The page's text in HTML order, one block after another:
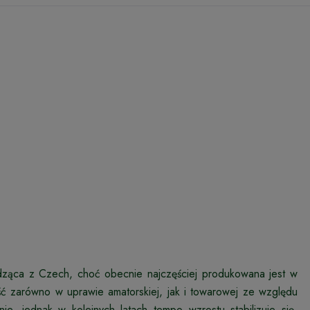
z Czech, choć obecnie najczęściej produkowana jest w
zarówno w uprawie amatorskiej, jak i towarowej ze względu